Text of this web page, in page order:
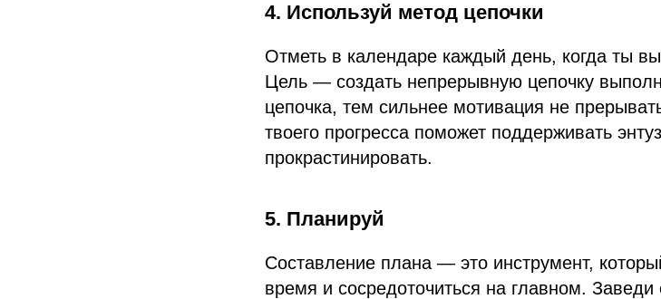
4. Используй метод цепочки
Отметь в календаре каждый день, когда ты
Цель — создать непрерывную цепочку
цепочка, тем сильнее мотивация не
твоего прогресса поможет поддерживать
прокрастинировать.
5. Планируй
Составление плана — это инструмент,
время и сосредоточиться на главном.